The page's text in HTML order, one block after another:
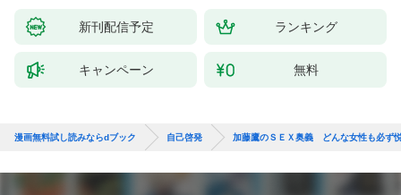
新刊配信予定 ランキング
キャンペーン 無料
漫画無料試し読みならdブック 自己啓発 加藤鷹のＳＥＸ奥義 どんな女性も必ず